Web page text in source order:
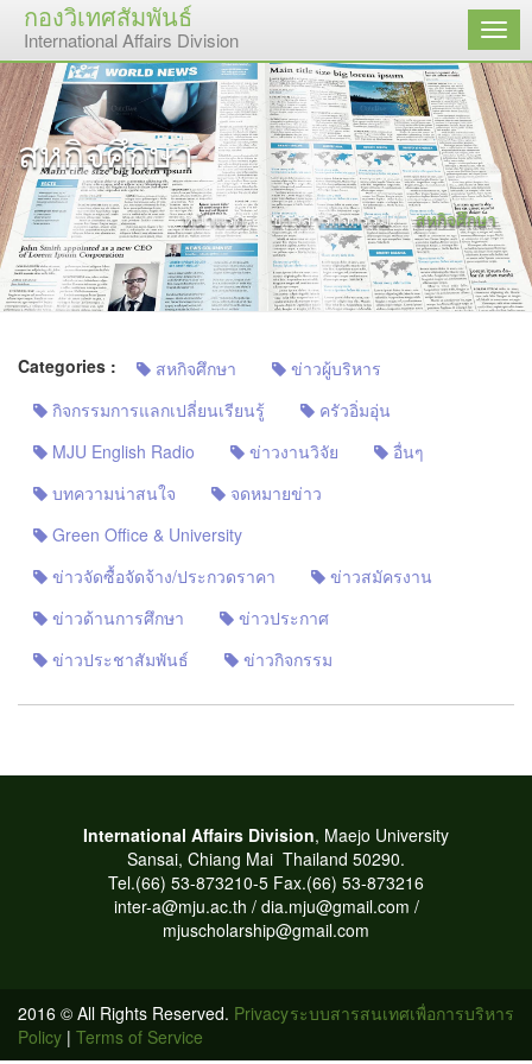
กองวิเทศสัมพันธ์
International Affairs Division เมนู
สหกิจศึกษา
หน้าแรก ข่าวสารกิจกรรม สหกิจศึกษา
Categories : สหกิจศึกษา
ข่าวผู้บริหาร
กิจกรรมการแลกเปลี่ยนเรียนรู้
ครัวอิ่มอุ่น
MJU English Radio
ข่าวงานวิจัย
อื่นๆ
บทความน่าสนใจ
จดหมายข่าว
Green Office & University
ข่าวจัดซื้อจัดจ้าง/ประกวดราคา
ข่าวสมัครงาน
ข่าวด้านการศึกษา
ข่าวประกาศ
ข่าวประชาสัมพันธ์
ข่าวกิจกรรม
International Affairs Division, Maejo University
Sansai, Chiang Mai Thailand 50290.
Tel.(66) 53-873210-5 Fax.(66) 53-873216
inter-a@mju.ac.th / dia.mju@gmail.com /
mjuscholarship@gmail.com
ระบบสารสนเทศเพื่อการบริหาร
2016 © All Rights Reserved. Privacy
Policy | Terms of Service